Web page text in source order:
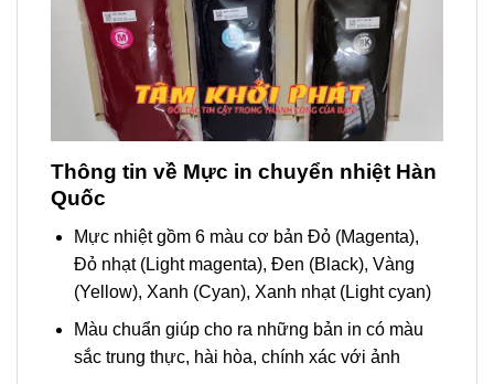
Thông tin về Mực in chuyển nhiệt Hàn
Quốc
Mực nhiệt gồm 6 màu cơ bản Đỏ (Magenta),
Đỏ nhạt (Light magenta), Đen (Black), Vàng
(Yellow), Xanh (Cyan), Xanh nhạt (Light cyan)
Màu chuẩn giúp cho ra những bản in có màu
sắc trung thực, hài hòa, chính xác với ảnh